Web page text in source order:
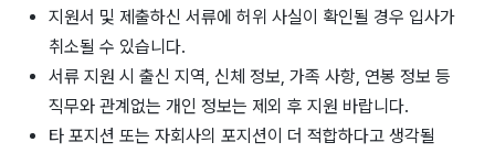
지원서 및 제출하신 서류에 허위 사실이 확인될 경우 입사가
취소될 수 있습니다.
서류 지원 시 출신 지역, 신체 정보, 가족 사항, 연봉 정보 등
직무와 관계없는 개인 정보는 제외 후 지원 바랍니다.
타 포지션 또는 자회사의 포지션이 더 적합하다고 생각될